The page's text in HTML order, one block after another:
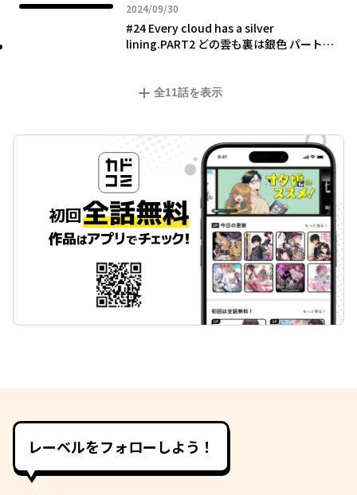
2024/09/30
2024年09月30日
#24 Every cloud has a silver
lining.PART2 どの雲も裏は銀色 パート
全11話を表示
レーベルをフォローしよう！